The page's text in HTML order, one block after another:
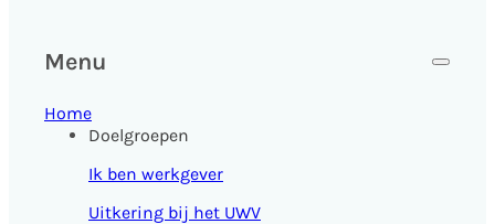
Menu
Home
Doelgroepen
Ik ben werkgever
Uitkering bij het UWV